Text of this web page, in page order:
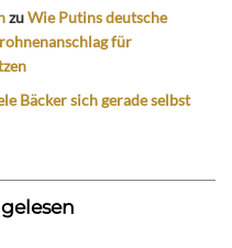
zuWie Putins deutsche
für
Bäcker sich gerade selbst